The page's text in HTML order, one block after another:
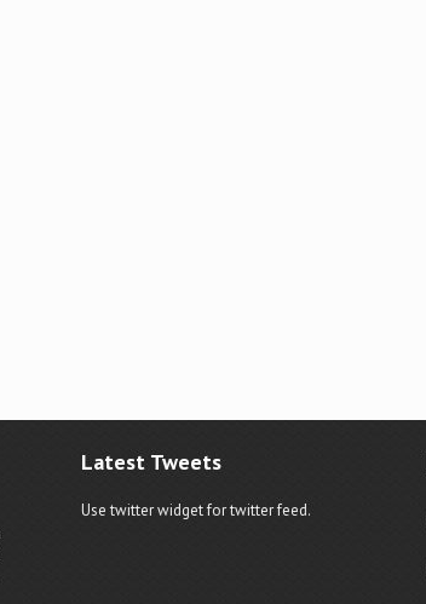
Latest Tweets
Use twitter widget for twitter feed.